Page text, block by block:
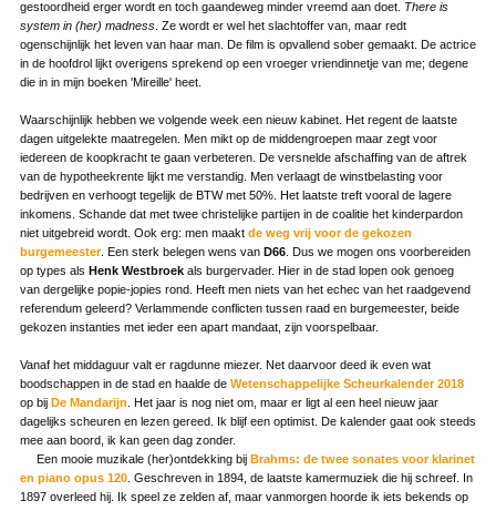
gestoordheid erger wordt en toch gaandeweg minder vreemd aan doet. There is
system in (her) madness. Ze wordt er wel het slachtoffer van, maar redt
ogenschijnlijk het leven van haar man. De film is opvallend sober gemaakt. De actrice
in de hoofdrol lijkt overigens sprekend op een vroeger vriendinnetje van me; degene
die in in mijn boeken 'Mireille' heet.
Waarschijnlijk hebben we volgende week een nieuw kabinet. Het regent de laatste
dagen uitgelekte maatregelen. Men mikt op de middengroepen maar zegt voor
iedereen de koopkracht te gaan verbeteren. De versnelde afschaffing van de aftrek
van de hypotheekrente lijkt me verstandig. Men verlaagt de winstbelasting voor
bedrijven en verhoogt tegelijk de BTW met 50%. Het laatste treft vooral de lagere
inkomens. Schande dat met twee christelijke partijen in de coalitie het kinderpardon
niet uitgebreid wordt. Ook erg: men maakt de weg vrij voor de gekozen
burgemeester. Een sterk belegen wens van D66. Dus we mogen ons voorbereiden
op types als Henk Westbroekals burgervader. Hier in de stad lopen ook genoeg
van dergelijke popie-jopies rond. Heeft men niets van het echec van het raadgevend
referendum geleerd? Verlammende conflicten tussen raad en burgemeester, beide
gekozen instanties met ieder een apart mandaat, zijn voorspelbaar.
Vanaf het middaguur valt er ragdunne miezer. Net daarvoor deed ik even wat
boodschappen in de stad en haalde de Wetenschappelijke Scheurkalender 2018
op bij De Mandarijn . Het jaar is nog niet om, maar er ligt al een heel nieuw jaar
dagelijks scheuren en lezen gereed. Ik blijf een optimist. De kalender gaat ook steeds
mee aan boord, ik kan geen dag zonder.
Een mooie muzikale (her)ontdekking bij Brahms: de twee sonates voor klarinet
en piano opus 120. Geschreven in 1894, de laatste kamermuziek die hij schreef. In
1897 overleed hij. Ik speel ze zelden af, maar vanmorgen hoorde ik iets bekends op